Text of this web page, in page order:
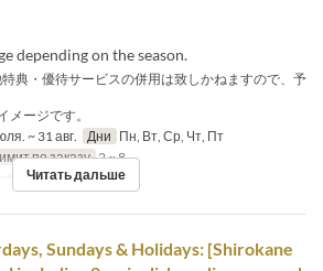
depending on the season.
典・優待サービスの併用は致しかねますので、予
メージです。
~ 31 авг. Дни Пн, Вт, Ср, Чт, Пт
по заказу 2 ~ 8
Читать дальше
Sundays & Holidays: [Shirokane